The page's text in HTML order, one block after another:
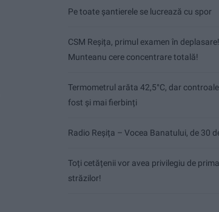
Pe toate șantierele se lucrează cu spor
CSM Reșița, primul examen în
Munteanu cere concentrare totală!
Termometrul arăta 42,5°C, dar
fost și mai fierbinți
Radio Reșița – Vocea Banatului, de 30
Toți cetățenii vor avea privilegiu de
străzilor!